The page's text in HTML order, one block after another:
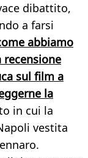
dibattito,
a farsi
abbiamo
sul film a
la
in cui la
vestita